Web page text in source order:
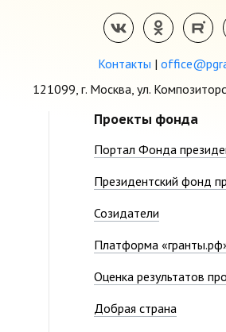
Контакты |
121099, г. Москва, ул.
Проекты фонда
Портал Фонда
Президентский фонд
Созидатели
Платформа
Оценка результатов
Добрая страна